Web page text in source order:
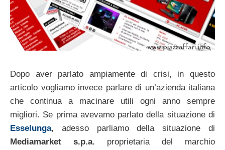
Dopo aver parlato ampiamente di crisi, in questo
articolo vogliamo invece parlare di un’azienda italiana
che continua a macinare utili ogni anno sempre
migliori. Se prima avevamo parlato della situazione di
Esselunga, adesso parliamo della situazione di
Mediamarket s.p.a. proprietaria del marchio